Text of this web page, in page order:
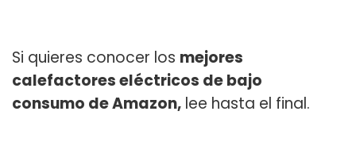
Si quieres conocer los mejores
calefactores eléctricos de bajo
consumo de Amazon, lee hasta el final.